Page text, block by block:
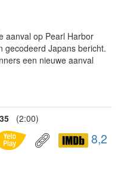
aanval op Pearl Harbor
gecodeerd Japans bericht.
een nieuwe aanval
(2:00)
8,2